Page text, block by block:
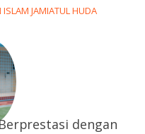
JAMIATUL HUDA
dengan